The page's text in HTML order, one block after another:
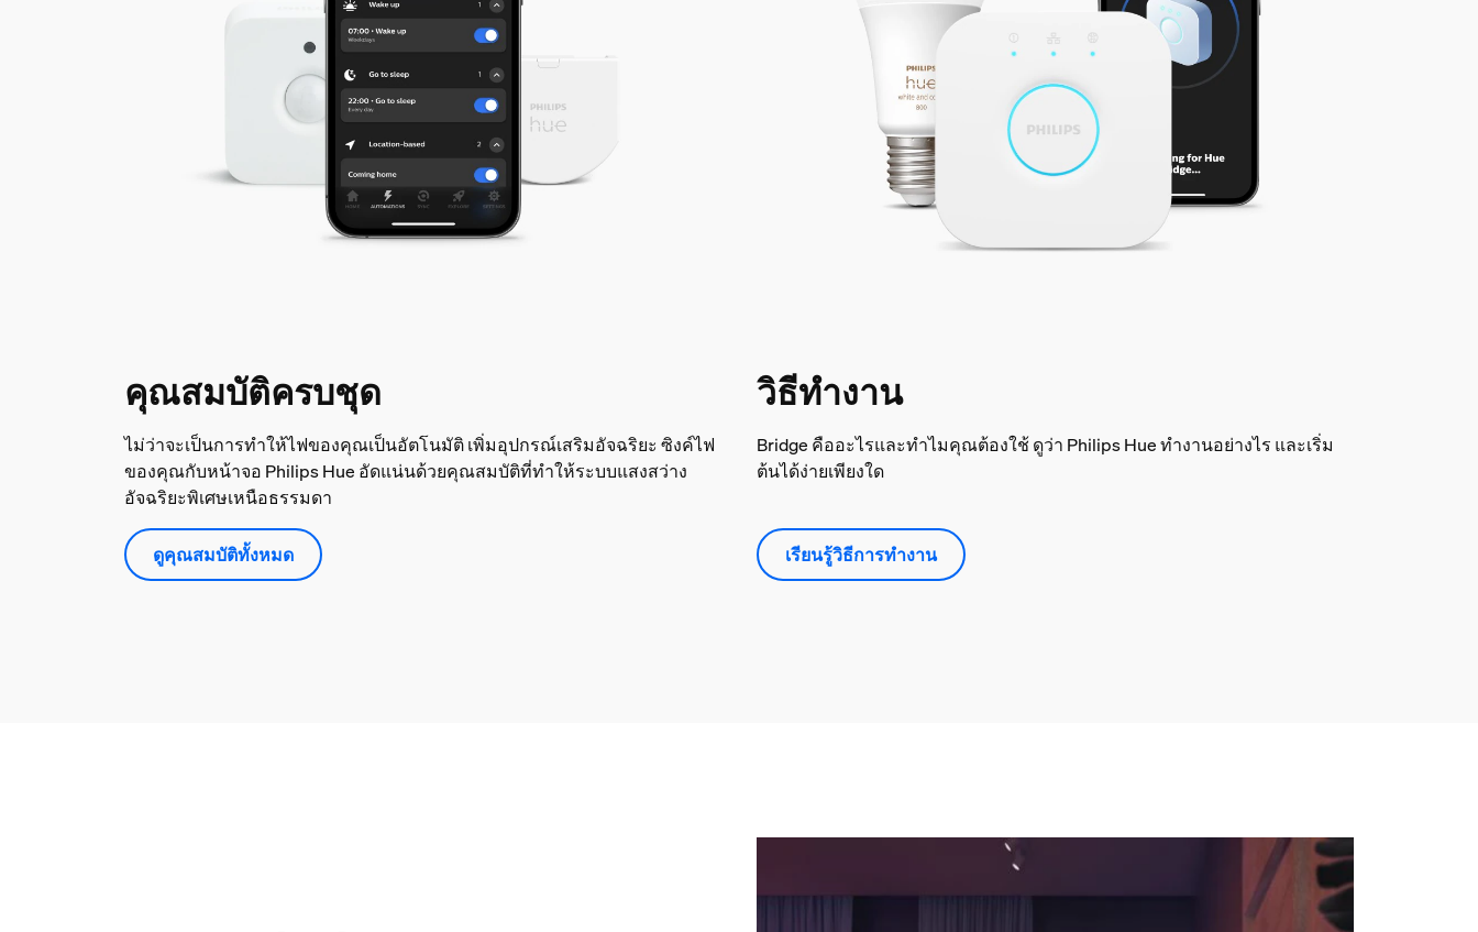
คุณสมบัติครบชุด
ไม่ว่าจะเป็นการทำให้ไฟของคุณเป็นอัตโนมัติ เพิ่มอุปกรณ์เสริมอัจฉริยะ ซิงค์ไฟ
ของคุณกับหน้าจอ Philips Hue อัดแน่นด้วยคุณสมบัติที่ทำให้ระบบแสงสว่าง
อัจฉริยะพิเศษเหนือธรรมดา
ดูคุณสมบัติทั้งหมด
วิธีทำงาน
Bridge คืออะไรและทำไมคุณต้องใช้ ดูว่า Philips Hue ทำงานอย่างไร และเริ่ม
ต้นได้ง่ายเพียงใด
เรียนรู้วิธีการทำงาน